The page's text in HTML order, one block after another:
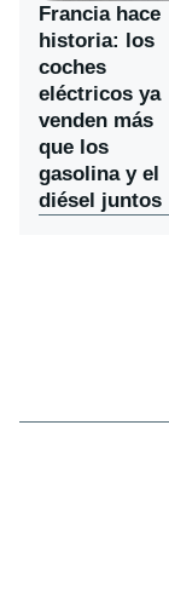
Francia hace
historia: los
coches
eléctricos ya
venden más
que los
gasolina y el
diésel juntos